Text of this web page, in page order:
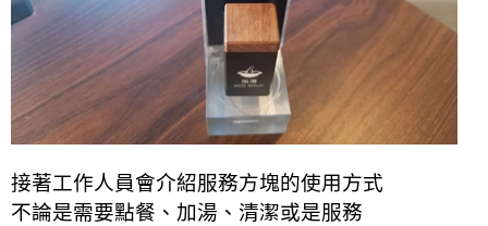
接著工作人員會介紹服務方塊的使用方式
不論是需要點餐、加湯、清潔或是服務